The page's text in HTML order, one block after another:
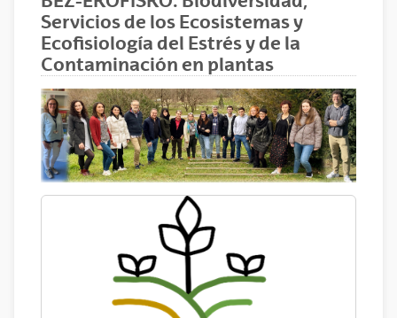
Servicios de los Ecosistemas y
Ecofisiología del Estrés y de la
Contaminación en plantas